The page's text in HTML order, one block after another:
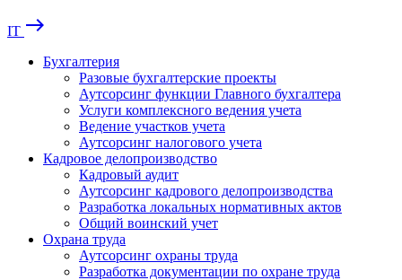
IT east
Бухгалтерия
Разовые бухгалтерские проекты
Аутсорсинг функции Главного бухгалтера
Услуги комплексного ведения учета
Ведение участков учета
Аутсорсинг налогового учета
Кадровое делопроизводство
Кадровый аудит
Аутсорсинг кадрового делопроизводства
Разработка локальных нормативных актов
Общий воинский учет
Охрана труда
Аутсорсинг охраны труда
Разработка документации по охране труда